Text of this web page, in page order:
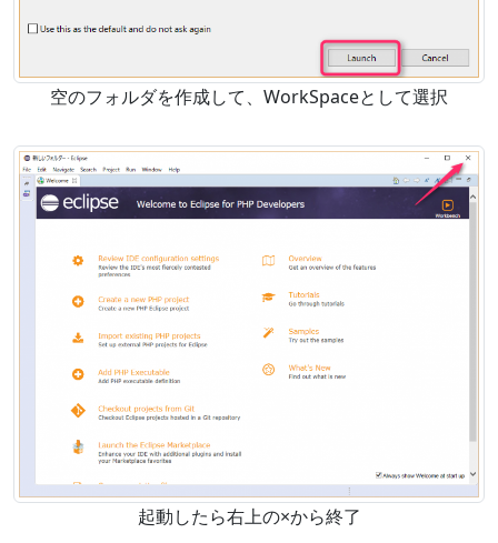
空のフォルダを作成して、WorkSpaceとして選択
起動したら右上の×から終了